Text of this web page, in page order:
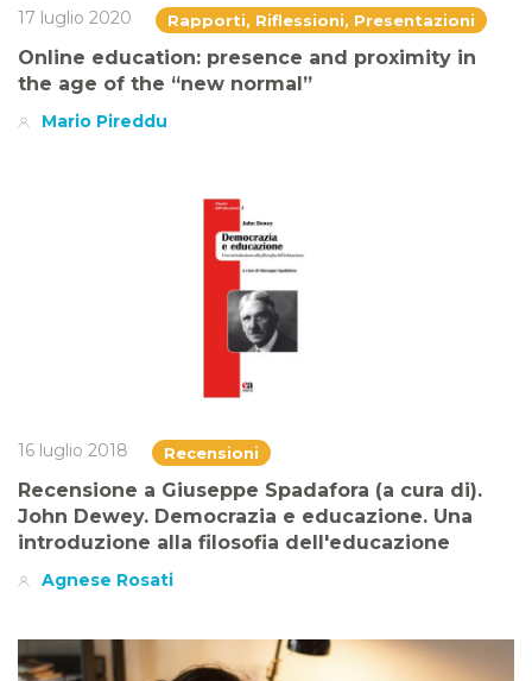
17 luglio 2020 Rapporti, Riflessioni, Presentazioni
Online education: presence and proximity in
the age of the “new normal”
Mario Pireddu
16 luglio 2018 Recensioni
Recensione a Giuseppe Spadafora (a cura di).
John Dewey. Democrazia e educazione. Una
introduzione alla filosofia dell'educazione
Agnese Rosati